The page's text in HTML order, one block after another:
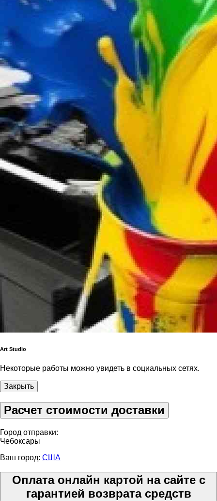
Art Studio
Некоторые работы можно увидеть в социальных сетях.
Закрыть
Расчет стоимости доставки
Город отправки:
Чебоксары
Ваш город: США
Оплата онлайн картой на сайте с
гарантией возврата средств